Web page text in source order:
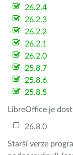
26.2.4
26.2.3
26.2.2
26.2.1
26.2.0
25.8.7
25.8.6
25.8.5
LibreOffice je
26.8.0
Starší verze